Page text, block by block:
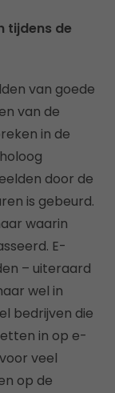
tijdens de
van goede
van de
in de
door de
is gebeurd.
waarin
E-
– uiteraard
wel in
bedrijven die
in op e-
veel
op de